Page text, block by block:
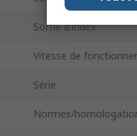
Sortie d'index
Vitesse de
Série
Normes/